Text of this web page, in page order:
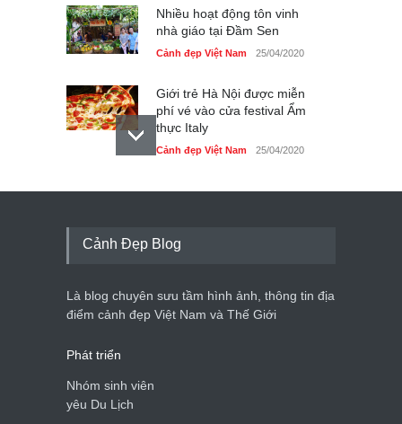
Nhiều hoạt động tôn vinh
nhà giáo tại Đầm Sen
Cảnh đẹp Việt Nam 25/04/2020
Giới trẻ Hà Nội được miễn
phí vé vào cửa festival Ẩm
thực Italy
Cảnh đẹp Việt Nam 25/04/2020
Tam giác mạch khoe sắc
du lịch quốc gia
Cảnh đẹp Việt Nam 24/04/2020
Cảnh Đẹp Blog
Là blog chuyên sưu tầm hình ảnh, thông tin địa
điểm cảnh đẹp Việt Nam và Thế Giới
Phát triển
Nhóm sinh viên
yêu Du Lịch